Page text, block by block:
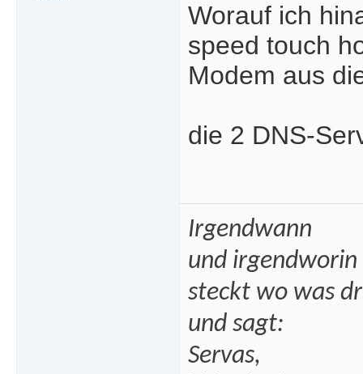
Worauf ich
speed touch
Modem aus
die 2 DNS-
Irgendwann
und irgendworin
steckt wo was
und sagt:
Servas,